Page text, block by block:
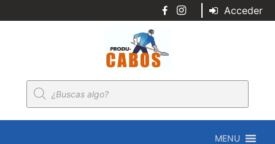
Acceder
Búsqueda
de
productos
MENU